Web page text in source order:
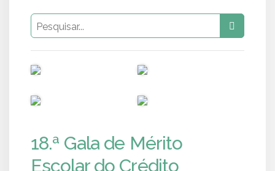
18.ª Gala de Mérito
Escolar do Crédito